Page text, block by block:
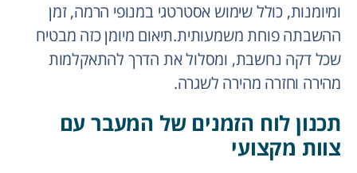
ומיומנות, כולל שימוש אסטרטגי במנופי הרמה, זמן
ההשבתה פוחת משמעותית.תיאום מיומן כזה מבטיח
שכל דקה נחשבת, ומסלול את הדרך להתאקלמות
מהירה וחזרה מהירה לשגרה.
תכנון לוח הזמנים של המעבר עם
צוות מקצועי